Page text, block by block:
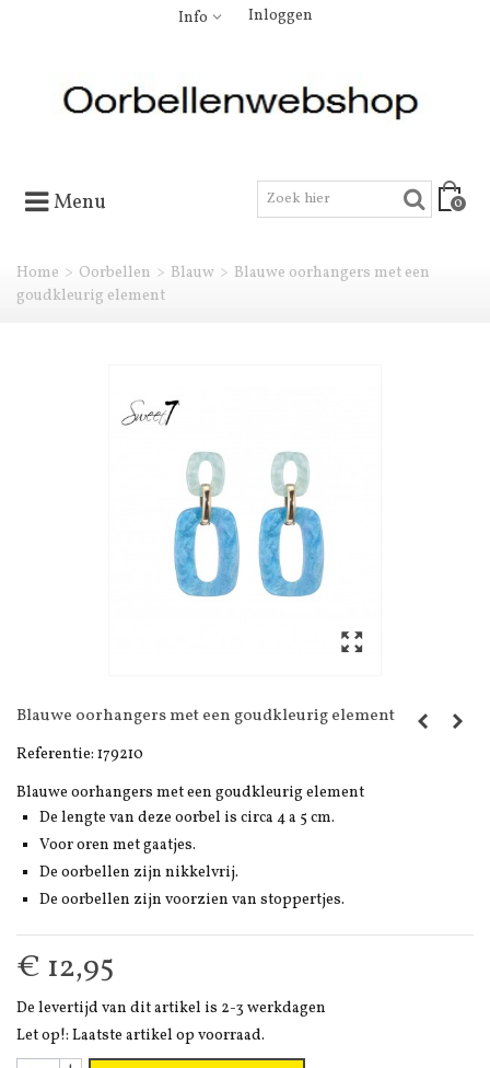
Info Inloggen
Menu 0
Home > Oorbellen > Blauw > Blauwe oorhangers met een
goudkleurig element
Blauwe oorhangers met een goudkleurig element
Referentie: 179210
Blauwe oorhangers met een goudkleurig element
De lengte van deze oorbel is circa 4 a 5 cm.
Voor oren met gaatjes.
De oorbellen zijn nikkelvrij.
De oorbellen zijn voorzien van stoppertjes.
€ 12,95
De levertijd van dit artikel is 2-3 werkdagen
Let op!: Laatste artikel op voorraad.